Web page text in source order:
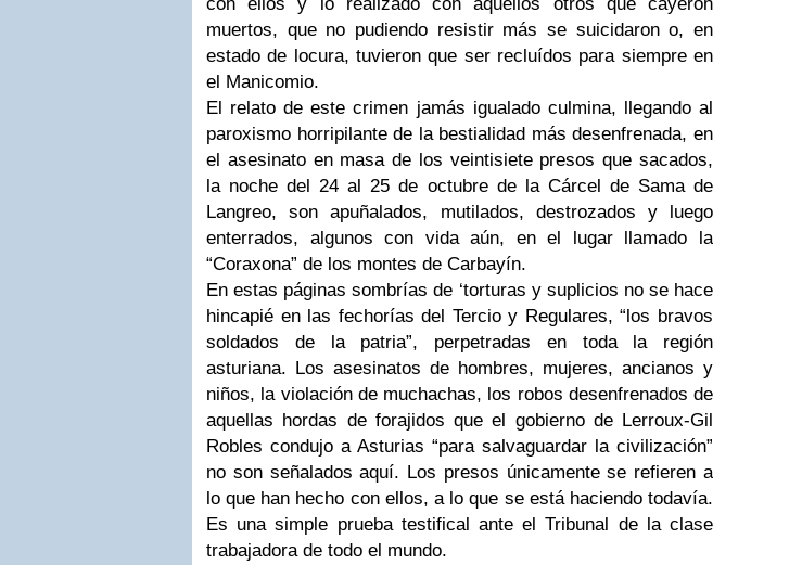
muertos, que no pudiendo resistir más se suicidaron o, en
estado de locura, tuvieron que ser recluídos para siempre en
el Manicomio.
El relato de este crimen jamás igualado culmina, llegando al
paroxismo horripilante de la bestialidad más desenfrenada, en
el asesinato en masa de los veintisiete presos que sacados,
la noche del 24 al 25 de octubre de la Cárcel de Sama de
Langreo, son apuñalados, mutilados, destrozados y luego
enterrados, algunos con vida aún, en el lugar llamado la
“Coraxona” de los montes de Carbayín.
En estas páginas sombrías de ‘torturas y suplicios no se hace
hincapié en las fechorías del Tercio y Regulares, “los bravos
soldados de la patria”, perpetradas en toda la región
asturiana. Los asesinatos de hombres, mujeres, ancianos y
niños, la violación de muchachas, los robos desenfrenados de
aquellas hordas de forajidos que el gobierno de Lerroux-Gil
Robles condujo a Asturias “para salvaguardar la civilización”
no son señalados aquí. Los presos únicamente se refieren a
lo que han hecho con ellos, a lo que se está haciendo todavía.
Es una simple prueba testifical ante el Tribunal de la clase
trabajadora de todo el mundo.